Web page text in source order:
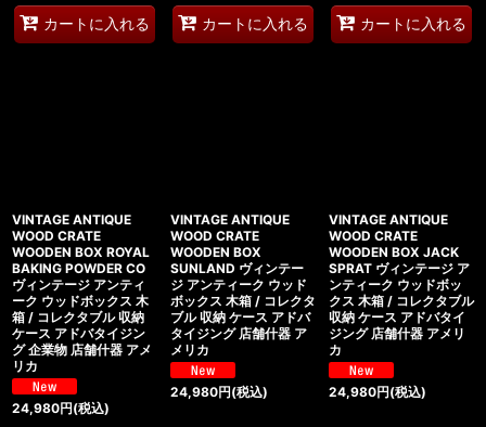
カートに入れる カートに入れる カートに入れる
VINTAGE ANTIQUE
WOOD CRATE
WOODEN BOX ROYAL
BAKING POWDER CO
ヴィンテージ アンティ
ーク ウッドボックス 木
箱 / コレクタブル 収納
ケース アドバタイジン
グ 企業物 店舗什器 アメ
リカ
24,980円(税込)
VINTAGE ANTIQUE
WOOD CRATE
WOODEN BOX
SUNLAND ヴィンテー
ジ アンティーク ウッド
ボックス 木箱 / コレクタ
ブル 収納 ケース アドバ
タイジング 店舗什器 ア
メリカ
24,980円(税込)
VINTAGE ANTIQUE
WOOD CRATE
WOODEN BOX JACK
SPRAT ヴィンテージ ア
ンティーク ウッドボッ
クス 木箱 / コレクタブル
収納 ケース アドバタイ
ジング 店舗什器 アメリ
カ
24,980円(税込)